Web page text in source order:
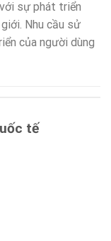
sự phát triển
Nhu cầu sử
của người dùng
tế